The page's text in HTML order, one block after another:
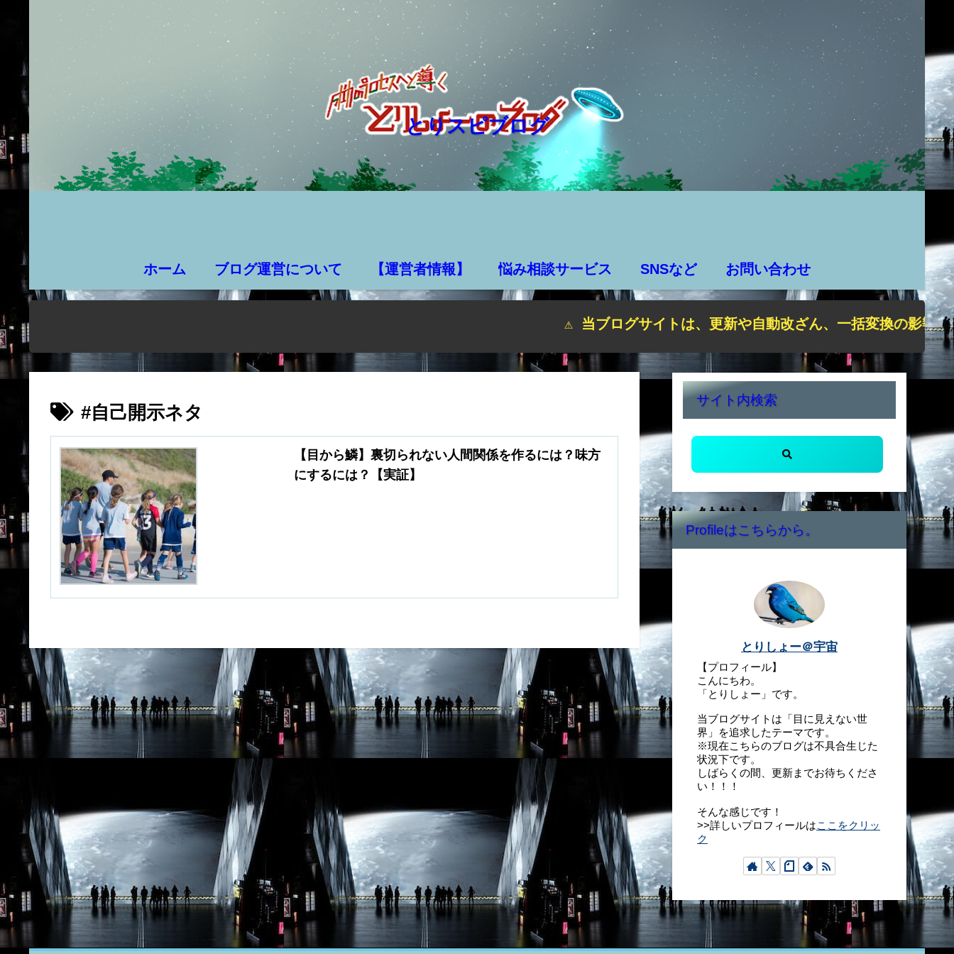
とりスピブログ
ホーム ブログ運営について 【運営者情報】 悩み相談サービス SNSなど お問い合わせ
⚠ 当ブログサイトは、更新や自動改ざん、一括変換の影響で正しく
#自己開示ネタ
【目から鱗】裏切られない人間関係を作るには？味方
にするには？【実証】
サイト内検索
Profileはこちらから。
とりしょー＠宇宙
【プロフィール】
こんにちわ。
「とりしょー」です。
当ブログサイトは「目に見えない世
界」を追求したテーマです。
※現在こちらのブログは不具合生じた
状況下です。
しばらくの間、更新までお待ちくださ
い！！！
そんな感じです！
>>詳しいプロフィールはここをクリッ
ク